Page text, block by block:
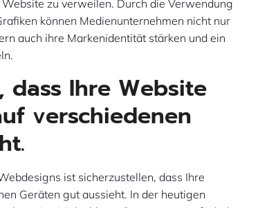
zu verweilen. Durch die Verwendung
können Medienunternehmen nicht nur
auch ihre Markenidentität stärken und ein
dass Ihre Website
verschiedenen
ist sicherzustellen, dass Ihre
Geräten gut aussieht. In der heutigen